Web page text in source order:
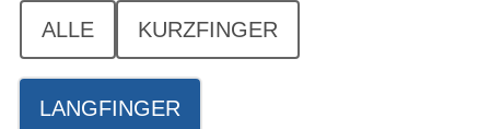
ALLE KURZFINGER
LANGFINGER